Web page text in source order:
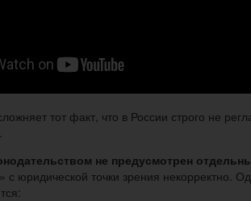
тот факт, что в России строго не
не предусмотрен
с юридической точки зрения некорректно.